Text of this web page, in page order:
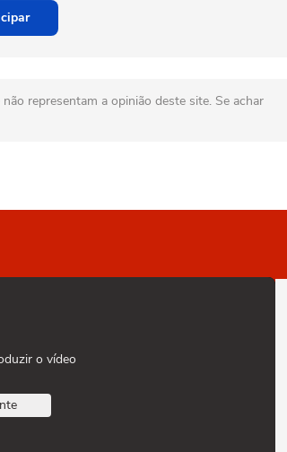
representam a opinião deste site. Se achar
o vídeo